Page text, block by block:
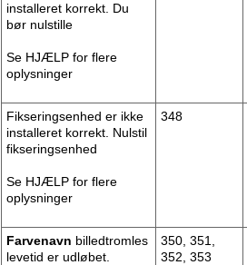
installeret korrekt. Du
bør nulstille
Se HJÆLP for flere
oplysninger
Fikseringsenhed er ikke
installeret korrekt. Nulstil
fikseringsenhed
Se HJÆLP for flere
oplysninger
348
Farvenavn billedtromles
levetid er udløbet.
350, 351,
352, 353